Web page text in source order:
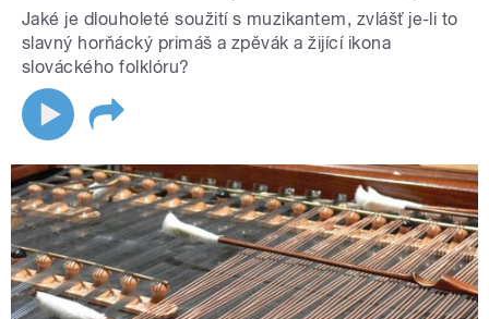
Jaké je dlouholeté soužití s muzikantem, zvlášť je-li to
slavný horňácký primáš a zpěvák a žijící ikona
slováckého folklóru?